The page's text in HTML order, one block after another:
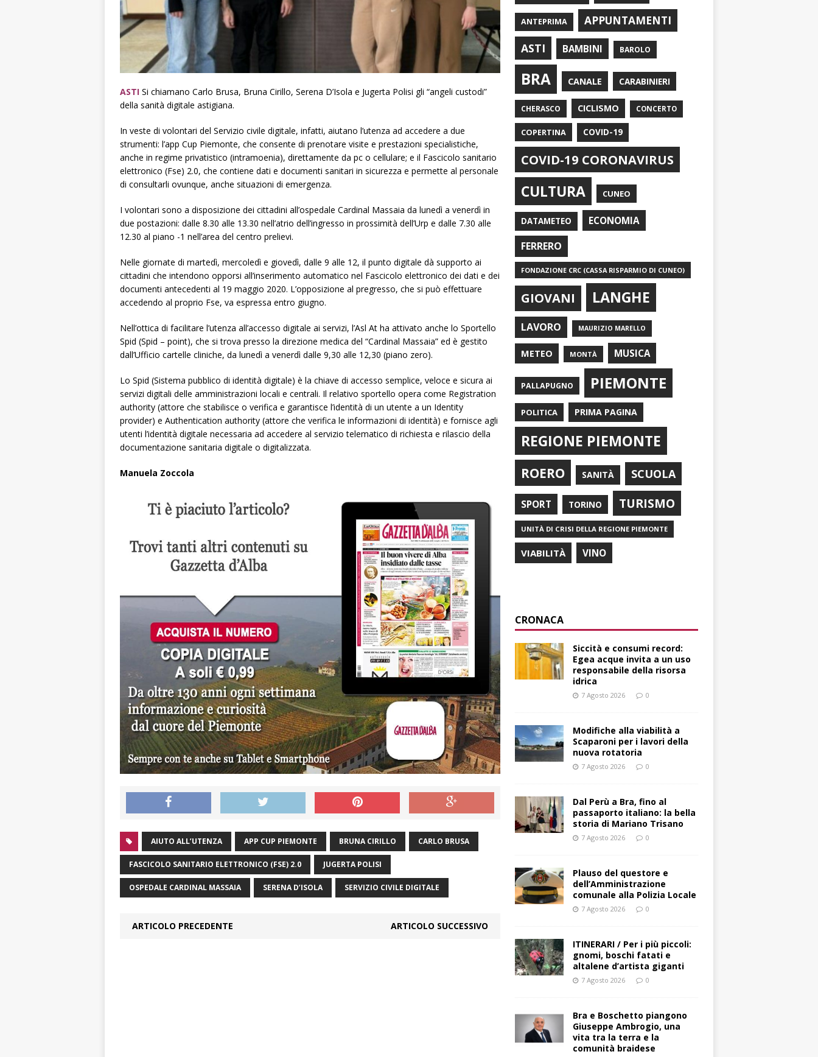
ASTI Si chiamano Carlo Brusa, Bruna Cirillo, Serena D’Isola e Jugerta Polisi gli “angeli custodi”
della sanità digitale astigiana.
In veste di volontari del Servizio civile digitale, infatti, aiutano l’utenza ad accedere a due
strumenti: l’app Cup Piemonte, che consente di prenotare visite e prestazioni specialistiche,
anche in regime privatistico (intramoenia), direttamente da pc o cellulare; e il Fascicolo sanitario
elettronico (Fse) 2.0, che contiene dati e documenti sanitari in sicurezza e permette al personale
di consultarli ovunque, anche situazioni di emergenza.
I volontari sono a disposizione dei cittadini all’ospedale Cardinal Massaia da lunedì a venerdì in
due postazioni: dalle 8.30 alle 13.30 nell’atrio dell’ingresso in prossimità dell’Urp e dalle 7.30 alle
12.30 al piano -1 nell’area del centro prelievi.
Nelle giornate di martedì, mercoledì e giovedì, dalle 9 alle 12, il punto digitale dà supporto ai
cittadini che intendono opporsi all’inserimento automatico nel Fascicolo elettronico dei dati e dei
documenti antecedenti al 19 maggio 2020. L’opposizione al pregresso, che si può effettuare
accedendo al proprio Fse, va espressa entro giugno.
Nell’ottica di facilitare l’utenza all’accesso digitale ai servizi, l’Asl At ha attivato anche lo Sportello
Spid (Spid – point), che si trova presso la direzione medica del “Cardinal Massaia” ed è gestito
dall’Ufficio cartelle cliniche, da lunedì a venerdì dalle 9,30 alle 12,30 (piano zero).
Lo Spid (Sistema pubblico di identità digitale) è la chiave di accesso semplice, veloce e sicura ai
servizi digitali delle amministrazioni locali e centrali. Il relativo sportello opera come Registration
authority (attore che stabilisce o verifica e garantisce l’identità di un utente a un Identity
provider) e Authentication authority (attore che verifica le informazioni di identità) e fornisce agli
utenti l’identità digitale necessaria ad accedere al servizio telematico di richiesta e rilascio della
documentazione sanitaria digitale o digitalizzata.
Manuela Zoccola
AIUTO ALL’UTENZA APP CUP PIEMONTE BRUNA CIRILLO CARLO BRUSA
FASCICOLO SANITARIO ELETTRONICO (FSE) 2.0 JUGERTA POLISI
OSPEDALE CARDINAL MASSAIA SERENA D’ISOLA SERVIZIO CIVILE DIGITALE
ARTICOLO PRECEDENTE ARTICOLO SUCCESSIVO
ANTEPRIMA
APPUNTAMENTI
ASTI
BAMBINI BAROLO
BRA CANALE CARABINIERI
CHERASCO CICLISMO CONCERTO
COPERTINA COVID-19
COVID-19 CORONAVIRUS
CULTURA CUNEO
DATAMETEO ECONOMIA
FERRERO
FONDAZIONE CRC (CASSA RISPARMIO DI CUNEO)
GIOVANI LANGHE
LAVORO MAURIZIO MARELLO
METEO MONTÀ MUSICA
PALLAPUGNO PIEMONTE
POLITICA PRIMA PAGINA
REGIONE PIEMONTE
ROERO SANITÀ SCUOLA
SPORT TORINO TURISMO
UNITÀ DI CRISI DELLA REGIONE PIEMONTE
VIABILITÀ VINO
CRONACA
Siccità e consumi record:
Egea acque invita a un uso
responsabile della risorsa
idrica
7 Agosto 2026 0
Modifiche alla viabilità a
Scaparoni per i lavori della
nuova rotatoria
7 Agosto 2026 0
​Dal Perù a Bra, fino al
passaporto italiano: la bella
storia di Mariano Trisano
7 Agosto 2026 0
Plauso del questore e
dell’Amministrazione
comunale alla Polizia Locale
7 Agosto 2026 0
ITINERARI / Per i più piccoli:
gnomi, boschi fatati e
altalene d’artista giganti
7 Agosto 2026 0
Bra e Boschetto piangono
Giuseppe Ambrogio, una
vita tra la terra e la
comunità braidese